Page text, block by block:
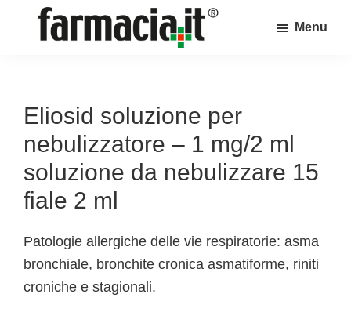
sul
mondo
della
farmacia
online
Menu
Eliosid soluzione per
nebulizzatore – 1 mg/2 ml
soluzione da nebulizzare 15
fiale 2 ml
Patologie allergiche delle vie respiratorie: asma
bronchiale, bronchite cronica asmatiforme, riniti
croniche e stagionali.